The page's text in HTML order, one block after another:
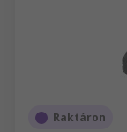
Raktáron